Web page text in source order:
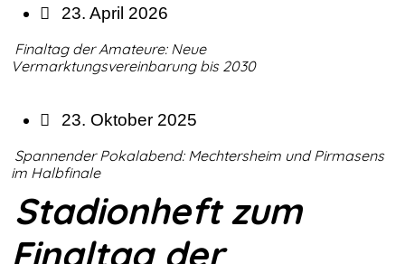
23. April 2026
Finaltag der Amateure: Neue
Vermarktungsvereinbarung bis 2030
23. Oktober 2025
Spannender Pokalabend: Mechtersheim und Pirmasens
im Halbfinale
Stadionheft zum
Finaltag der